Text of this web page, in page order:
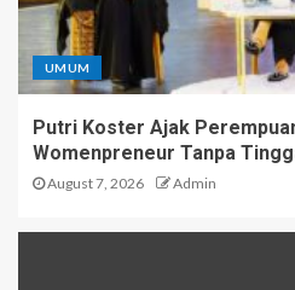
UMUM
Putri Koster Ajak
Womenpreneur Tanpa
August 7, 2026 Admin